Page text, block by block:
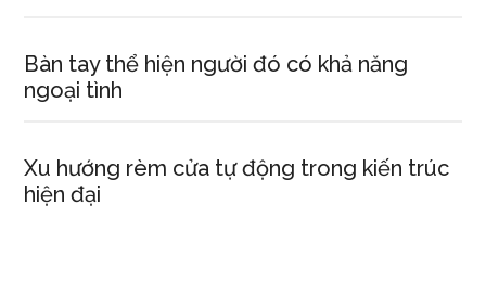
Bàn tay thể hiện người đó có khả năng
ngoại tình
Xu hướng rèm cửa tự động trong kiến trúc
hiện đại